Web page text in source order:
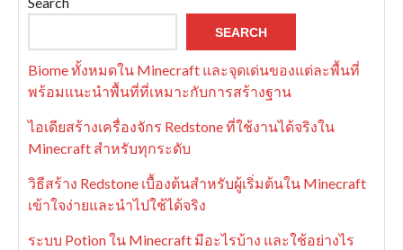
SEARCH
Biome ทั้งหมดใน Minecraft และจุดเด่นของแต่ละพื้นที่
พร้อมแนะนำพื้นที่ที่เหมาะกับการสร้างฐาน
ไอเดียสร้างเครื่องจักร Redstone ที่ใช้งานได้จริงใน
Minecraft สำหรับทุกระดับ
วิธีสร้าง Redstone เบื้องต้นสำหรับผู้เริ่มต้นใน Minecraft
เข้าใจง่ายและนำไปใช้ได้จริง
ระบบ Potion ใน Minecraft มีอะไรบ้าง และใช้อย่างไร